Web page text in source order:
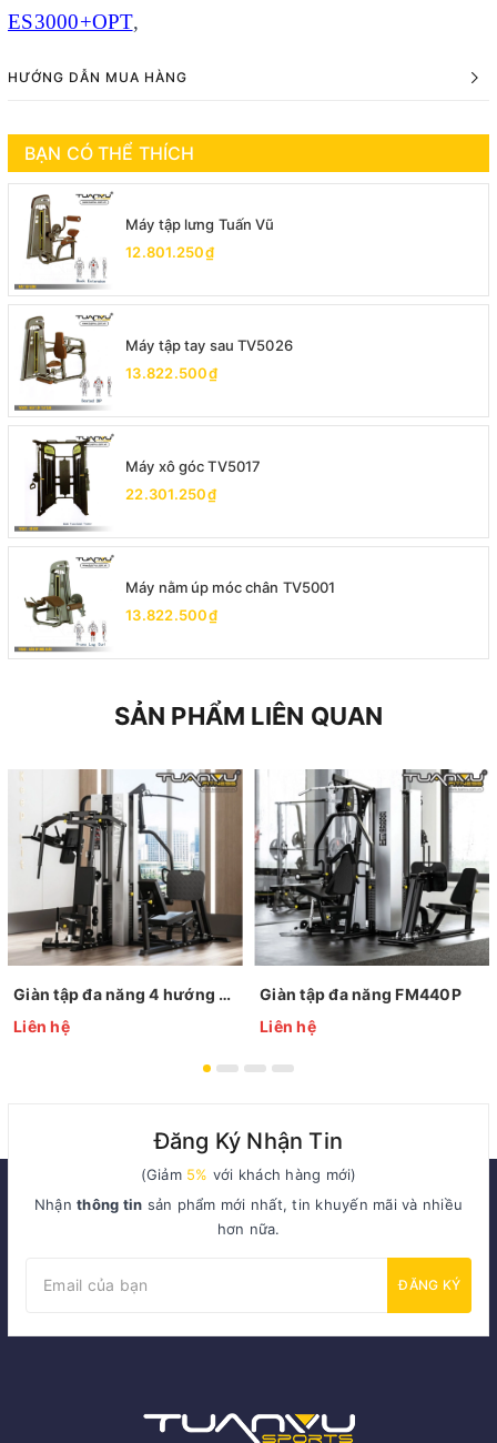
ES3000+OPT,
HƯỚNG DẪN MUA HÀNG
BẠN CÓ THỂ THÍCH
Máy tập lưng Tuấn Vũ
12.801.250₫
Máy tập tay sau TV5026
13.822.500₫
Máy xô góc TV5017
22.301.250₫
Máy nằm úp móc chân TV5001
13.822.500₫
SẢN PHẨM LIÊN QUAN
Giàn tập đa năng 4 hướng FM420P
Liên hệ
Giàn tập đa năng FM440P
Liên hệ
Đăng Ký Nhận Tin
(Giảm 5% với khách hàng mới)
Nhậnthông tin sản phẩm mới nhất, tin khuyến mãi và nhiều
hơn nữa.
ĐĂNG KÝ